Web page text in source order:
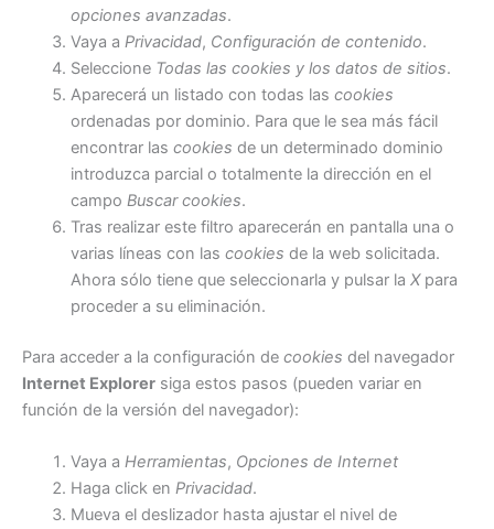
opciones avanzadas.
Vaya a Privacidad, Configuración de contenido.
Seleccione Todas las cookies y los datos de sitios.
Aparecerá un listado con todas las cookies
ordenadas por dominio. Para que le sea más fácil
encontrar las cookies de un determinado dominio
introduzca parcial o totalmente la dirección en el
campo Buscar cookies.
Tras realizar este filtro aparecerán en pantalla una o
varias líneas con las cookies de la web solicitada.
Ahora sólo tiene que seleccionarla y pulsar la Xpara
proceder a su eliminación.
Para acceder a la configuración de cookies del navegador
Internet Explorer siga estos pasos (pueden variar en
función de la versión del navegador):
Vaya a Herramientas, Opciones de Internet
Haga click en Privacidad.
Mueva el deslizador hasta ajustar el nivel de